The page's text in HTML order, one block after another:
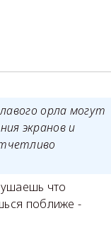
орла могут
экранов и
что
поближе -